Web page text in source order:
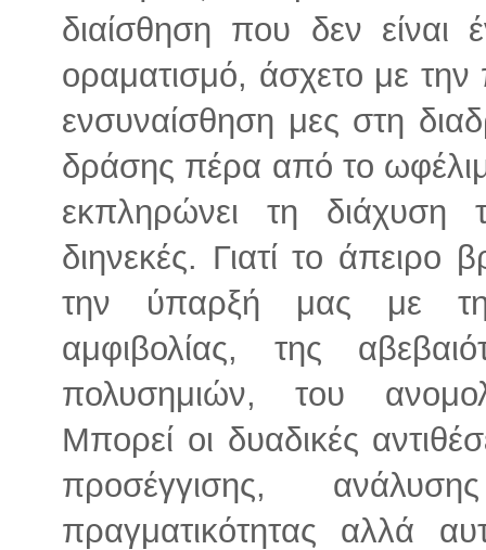
διαίσθηση που δεν είναι
οραματισμό, άσχετο με
ενσυναίσθηση μες στη
δράσης πέρα από το
εκπληρώνει τη διάχυση
διηνεκές. Γιατί το άπειρο
την ύπαρξή μας με
αμφιβολίας, της
πολυσημιών, του
Μπορεί οι δυαδικές
προσέγγισης,
πραγματικότητας αλλά